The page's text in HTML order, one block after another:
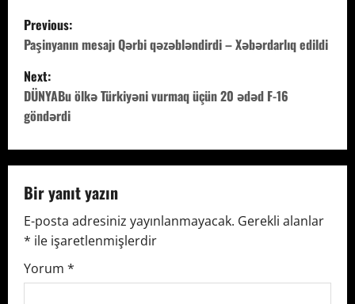
P
o
s
t
n
a
v
i
g
Previous:
Paşinyanın mesajı Qərbi qəzəbləndirdi – Xəbərdarlıq edildi
Next:
DÜNYABu ölkə Türkiyəni vurmaq üçün 20 ədəd F-16
göndərdi
Bir yanıt yazın
E-posta adresiniz yayınlanmayacak. Gerekli alanlar
* ile işaretlenmişlerdir
Yorum *